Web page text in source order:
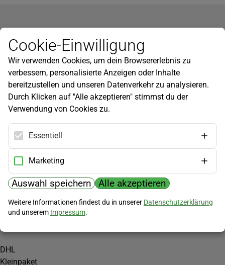
Newsletter
Infos zu neuen Produkten, Gartentipps und mehr findest du in
unserem Newsletter!
Jetzt anmelden
Hilfe
Kundenservice
Widerrufsbelehrung
Versandkosten
Zahlungsmöglichkeiten
PayPal
Vorkasse
Versand
DHL
Kleinpaket
Cookie-Einwilligung
Wir verwenden Cookies, um dein Browsererlebnis zu
verbessern, personalisierte Anzeigen oder Inhalte
bereitzustellen und unseren Datenverkehr zu analysieren.
Durch Klicken auf "Alle akzeptieren" stimmst du der
Verwendung von Cookies zu.
Essentiell
Marketing
Auswahl speichern Alle akzeptieren
Weitere Informationen findest du in unserer Datenschutzerklärung
und unserem Impressum.